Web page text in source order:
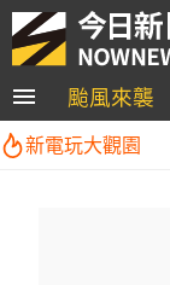
颱風來襲
新電玩大觀園